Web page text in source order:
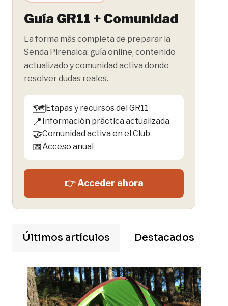
Guía GR11 + Comunidad
La forma más completa de preparar la
Senda Pirenaica: guía online, contenido
actualizado y comunidad activa donde
resolver dudas reales.
🗺️Etapas y recursos del GR11
📍Información práctica actualizada
🤝Comunidad activa en el Club
📅Acceso anual
👉 Acceder ahora
Últimos artículos Destacados